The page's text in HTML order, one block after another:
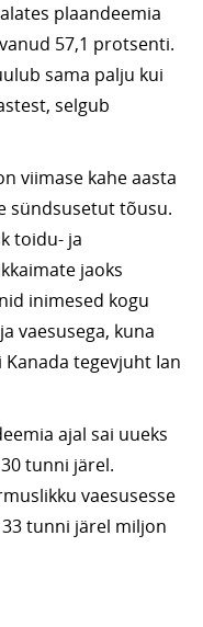
plaandeemia
57,1 protsenti.
sama palju kui
selgub
viimase kahe aasta
sündsusetut tõusu.
toidu- ja
jaoks
inimesed kogu
vaesusega, kuna
tegevjuht Ian
ajal sai uueks
tunni järel.
vaesusesse
tunni järel miljon